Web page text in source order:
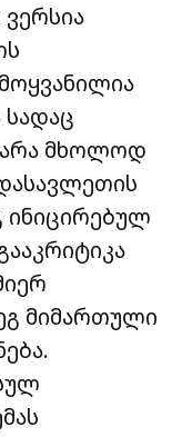
სადაც
არა მხოლოდ
ინიცირებულ
მიმართული